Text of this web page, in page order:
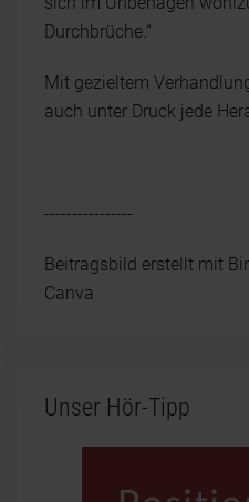
Durchbrüche.“
Mit gezieltem
auch unter Druck jede
----------------
Beitragsbild erstellt mit
Canva
Unser Hör-Tipp